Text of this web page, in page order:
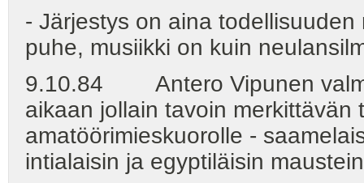
- Järjestys on aina
puhe, musiikki on kuin
9.10.84 Antero Vipunen
aikaan jollain tavoin merkittävän
amatöörimieskuorolle -
intialaisin ja egyptiläisin